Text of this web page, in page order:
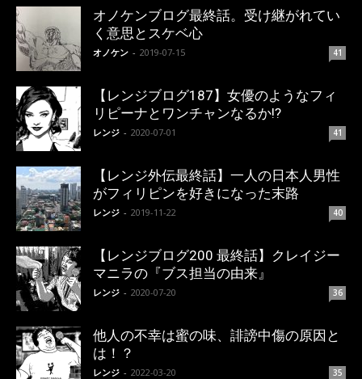
オノケンブログ最終話。受け継がれてい
く意思とスケベ心
オノケン - 2019-07-15 41
【レンジブログ187】女優のようなフィ
リピーナとワンチャンなるか!?
レンジ - 2020-07-01 41
【レンジ外伝最終話】一人の日本人男性
がフィリピンを好きになった末路
レンジ - 2019-11-22 40
【レンジブログ200 最終話】クレイジー
マニラの『ブス担当の由来』
レンジ - 2020-07-20 36
他人の不幸は蜜の味、誹謗中傷の原因と
は！？
レンジ - 2022-03-20 35